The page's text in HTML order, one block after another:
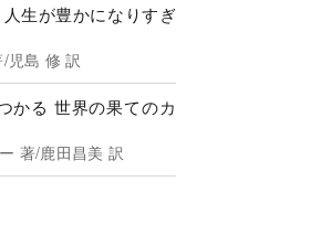
生が豊かになりすぎ
児島 修 訳
かる 世界の果てのカ
著/鹿田昌美 訳